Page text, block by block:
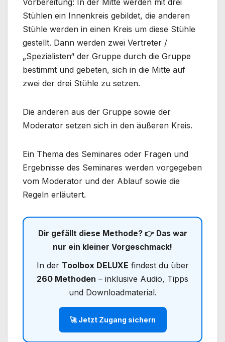
Vorbereitung: In der Mitte werden mit drei
Stühlen ein Innenkreis gebildet, die anderen
Stühle werden in einen Kreis um diese Stühle
gestellt. Dann werden zwei Vertreter /
„Spezialisten“ der Gruppe durch die Gruppe
bestimmt und gebeten, sich in die Mitte auf
zwei der drei Stühle zu setzen.
Die anderen aus der Gruppe sowie der
Moderator setzen sich in den äußeren Kreis.
Ein Thema des Seminares oder Fragen und
Ergebnisse des Seminares werden vorgegeben
vom Moderator und der Ablauf sowie die
Regeln erläutert.
Dir gefällt diese Methode? 👉 Das war
nur ein kleiner Vorgeschmack!
In der Toolbox DELUXE findest du über
260 Methoden – inklusive Audio, Tipps
und Downloadmaterial.
🚀 Jetzt Zugang sichern